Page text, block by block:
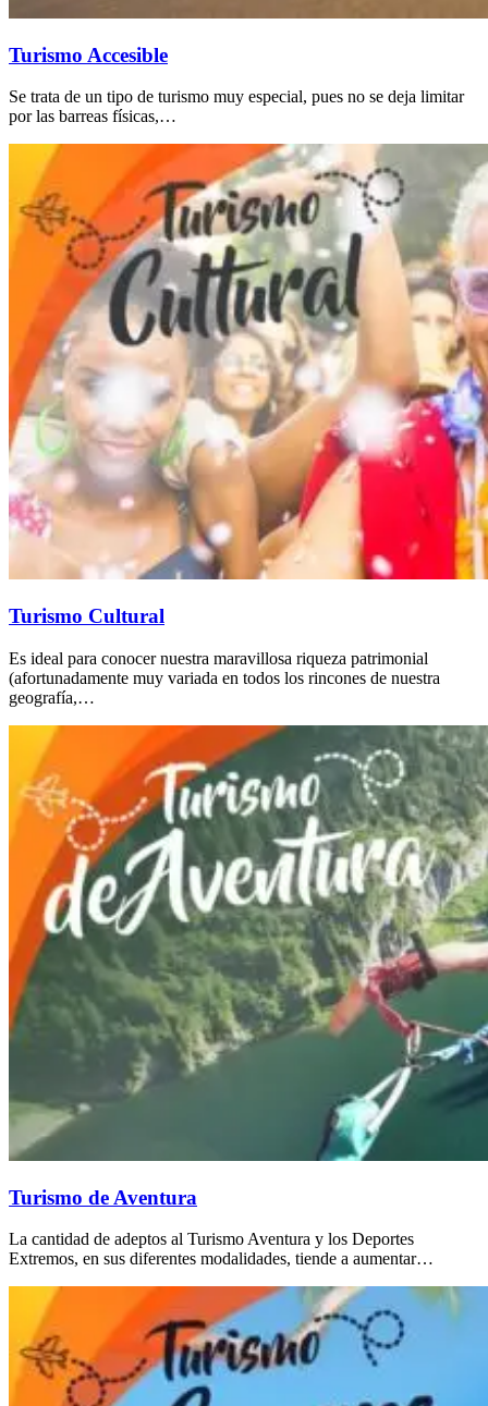
Turismo Accesible
Se trata de un tipo de turismo muy especial, pues no se deja limitar
por las barreas físicas,…
Turismo Cultural
Es ideal para conocer nuestra maravillosa riqueza patrimonial
(afortunadamente muy variada en todos los rincones de nuestra
geografía,…
Turismo de Aventura
La cantidad de adeptos al Turismo Aventura y los Deportes
Extremos, en sus diferentes modalidades, tiende a aumentar…